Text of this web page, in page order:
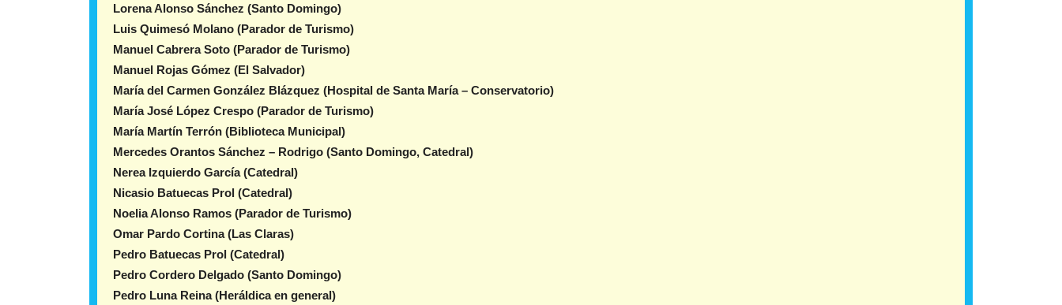
Lorena Alonso Sánchez (Santo Domingo)
Luis Quimesó Molano (Parador de Turismo)
Manuel Cabrera Soto (Parador de Turismo)
Manuel Rojas Gómez (El Salvador)
María del Carmen González Blázquez (Hospital de Santa María – Conservatorio)
María José López Crespo (Parador de Turismo)
María Martín Terrón (Biblioteca Municipal)
Mercedes Orantos Sánchez – Rodrigo (Santo Domingo, Catedral)
Nerea Izquierdo García (Catedral)
Nicasio Batuecas Prol (Catedral)
Noelia Alonso Ramos (Parador de Turismo)
Omar Pardo Cortina (Las Claras)
Pedro Batuecas Prol (Catedral)
Pedro Cordero Delgado (Santo Domingo)
Pedro Luna Reina (Heráldica en general)